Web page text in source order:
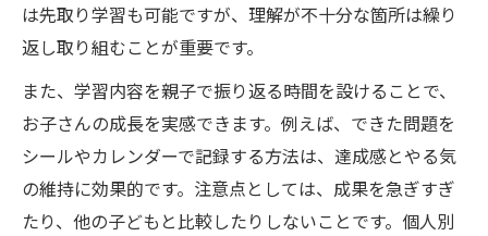
は先取り学習も可能ですが、理解が不十分な箇所は繰り
返し取り組むことが重要です。
また、学習内容を親子で振り返る時間を設けることで、
お子さんの成長を実感できます。例えば、できた問題を
シールやカレンダーで記録する方法は、達成感とやる気
の維持に効果的です。注意点としては、成果を急ぎすぎ
たり、他の子どもと比較したりしないことです。個人別